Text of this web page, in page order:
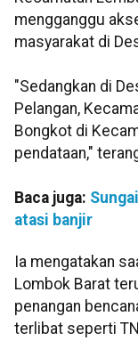
mengganggu
masyarakat di
"Sedangkan di
Pelangan,
Bongkot di
pendataan,"
Baca juga:
atasi banjir
Ia mengatakan
Lombok Barat
penangan
terlibat seperti